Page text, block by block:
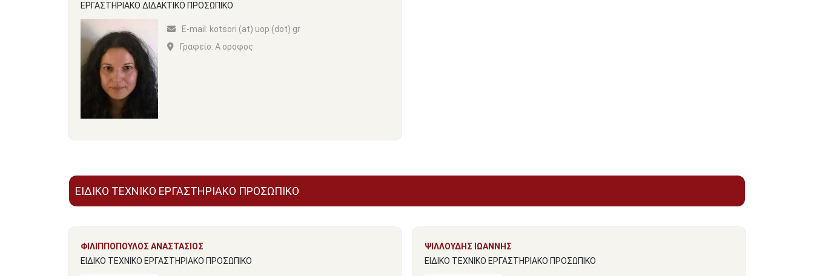
ΕΡΓΑΣΤΗΡΙΑΚΟ ΔΙΔΑΚΤΙΚΟ ΠΡΟΣΩΠΙΚΟ
Ε-mail: kotsori (at) uop (dot) gr
Γραφείο: Α οροφος
ΕΙΔΙΚΟ ΤΕΧΝΙΚΟ ΕΡΓΑΣΤΗΡΙΑΚΟ ΠΡΟΣΩΠΙΚΟ
ΦΙΛΙΠΠΟΠΟΥΛΟΣ ΑΝΑΣΤΑΣΙΟΣ
ΕΙΔΙΚΟ ΤΕΧΝΙΚΟ ΕΡΓΑΣΤΗΡΙΑΚΟ ΠΡΟΣΩΠΙΚΟ
ΨΙΛΛΟΥΔΗΣ ΙΩΑΝΝΗΣ
ΕΙΔΙΚΟ ΤΕΧΝΙΚΟ ΕΡΓΑΣΤΗΡΙΑΚΟ ΠΡΟΣΩΠΙΚΟ